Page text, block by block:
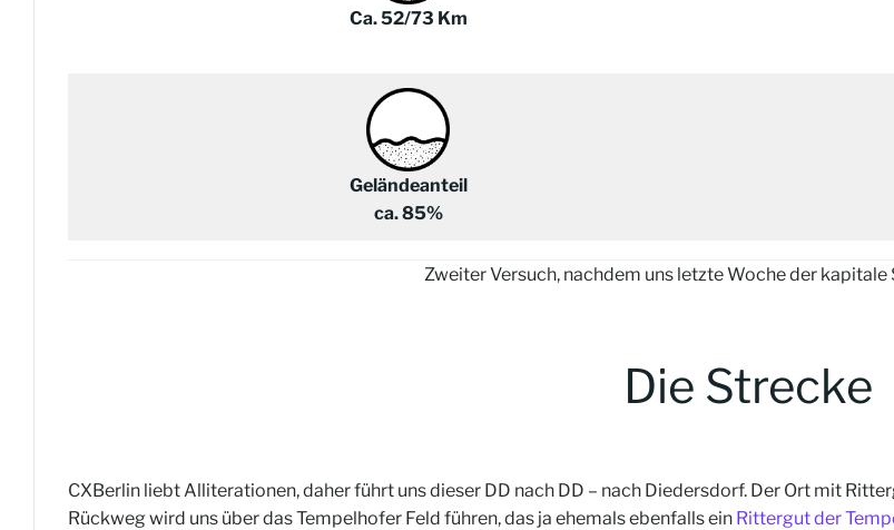
Ca. 52/73 Km
Geländeanteil
ca. 85%
Zweiter Versuch, nachdem uns letzte Woche der
Die Strecke
CXBerlin liebt Alliterationen, daher führt uns dieser DD nach DD – nach Diedersdorf. Der Ort mit
Rückweg wird uns über das Tempelhofer Feld führen, das ja ehemals ebenfalls ein Rittergut der